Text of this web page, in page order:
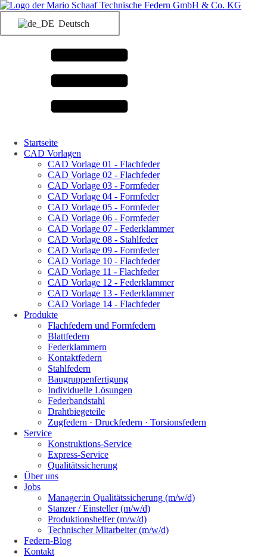
Deutsch
Startseite
CAD Vorlagen
CAD Vorlage 01 - Flachfeder
CAD Vorlage 02 - Flachfeder
CAD Vorlage 03 - Formfeder
CAD Vorlage 04 - Formfeder
CAD Vorlage 05 - Formfeder
CAD Vorlage 06 - Formfeder
CAD Vorlage 07 - Federklammer
CAD Vorlage 08 - Stahlfeder
CAD Vorlage 09 - Formfeder
CAD Vorlage 10 - Flachfeder
CAD Vorlage 11 - Flachfeder
CAD Vorlage 12 - Federklammer
CAD Vorlage 13 - Federklammer
CAD Vorlage 14 - Flachfeder
Produkte
Flachfedern und Formfedern
Blattfedern
Federklammern
Kontaktfedern
Stahlfedern
Baugruppenfertigung
Individuelle Lösungen
Federbandstahl
Drahtbiegeteile
Zugfedern · Druckfedern · Torsionsfedern
Service
Konstruktions-Service
Express-Service
Qualitätssicherung
Über uns
Jobs
Manager:in Qualitätssicherung (m/w/d)
Stanzer / Einsteller (m/w/d)
Produktionshelfer (m/w/d)
Technischer Mitarbeiter (m/w/d)
Federn-Blog
Kontakt